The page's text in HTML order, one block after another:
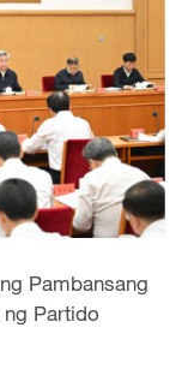
Pambansang
Partido